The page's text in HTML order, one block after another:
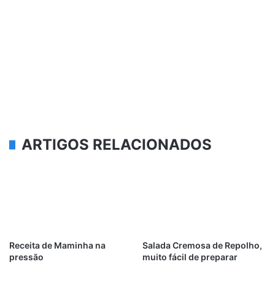
ARTIGOS RELACIONADOS
Receita de Maminha na
pressão
Salada Cremosa de Repolho,
muito fácil de preparar